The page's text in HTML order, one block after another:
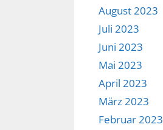
August 2023
Juli 2023
Juni 2023
Mai 2023
April 2023
März 2023
Februar 2023